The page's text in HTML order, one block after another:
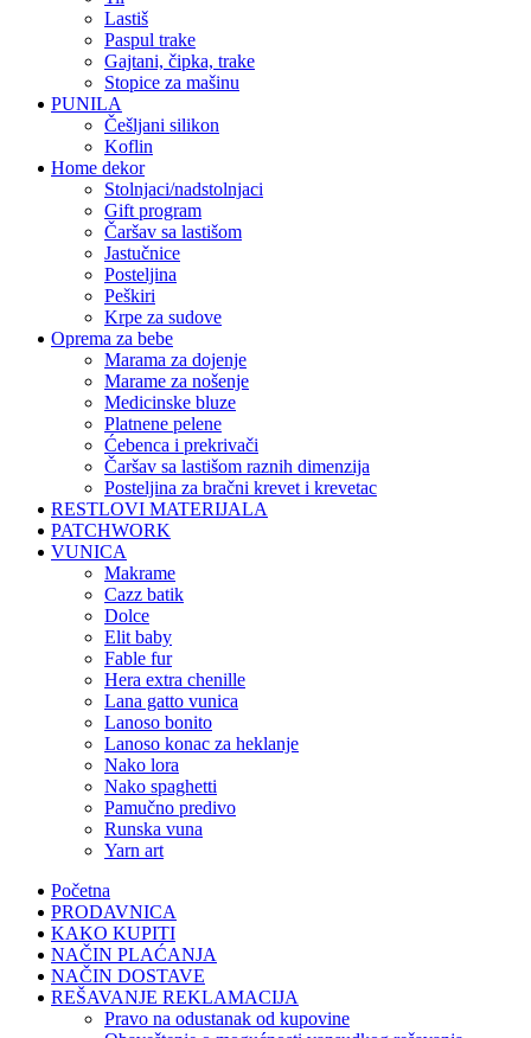
lastiš
paspul trake
gajtani, čipka, trake
stopice za mašinu
PUNILA
češljani silikon
koflin
Home dekor
stolnjaci/nadstolnjaci
gift program
čaršav sa lastišom
jastučnice
posteljina
peškiri
krpe za sudove
Oprema za bebe
marama za dojenje
marame za nošenje
medicinske bluze
platnene pelene
ćebenca i prekrivači
čaršav sa lastišom raznih dimenzija
posteljina za bračni krevet i krevetac
RESTLOVI MATERIJALA
PATCHWORK
VUNICA
makrame
cazz batik
dolce
elit baby
fable fur
hera extra chenille
lana gatto vunica
lanoso bonito
lanoso konac za heklanje
nako lora
nako spaghetti
pamučno predivo
runska vuna
yarn art
Početna
PRODAVNICA
KAKO KUPITI
NAČIN PLAĆANJA
NAČIN DOSTAVE
REŠAVANJE REKLAMACIJA
pravo na odustanak od kupovine